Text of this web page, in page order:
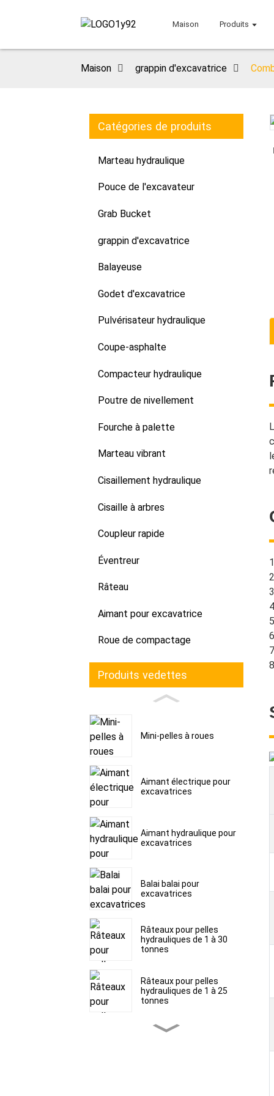
Maison Produits
Maison grappin d'excavatrice
Catégories de produits
Marteau hydraulique
Pouce de l'excavateur
Grab Bucket
grappin d'excavatrice
Balayeuse
Godet d'excavatrice
Pulvérisateur hydraulique
Coupe-asphalte
Compacteur hydraulique
Poutre de nivellement
Fourche à palette
Marteau vibrant
Cisaillement hydraulique
Cisaille à arbres
Coupleur rapide
Éventreur
Râteau
Aimant pour excavatrice
Roue de compactage
Produits vedettes
Mini-pelles à roues
Aimant électrique pour
excavatrices
Aimant hydraulique pour
excavatrices
Balai balai pour
excavatrices
Râteaux pour pelles
hydrauliques de 1 à 30
tonnes
Râteaux pour pelles
hydrauliques de 1 à 25
tonnes
Râteaux pour pelles
Loading...
Loading...